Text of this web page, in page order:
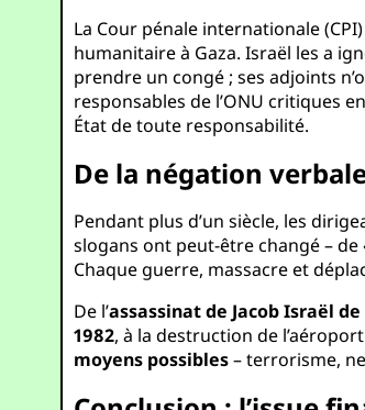
La Cour pénale internationale
humanitaire à Gaza. Israël les a
prendre un congé ; ses adjoints
responsables de l’ONU critiques
État de toute responsabilité.
De la négation
Pendant plus d’un siècle, les
slogans ont peut-être changé – de
Chaque guerre, massacre et
De l’assassinat de Jacob Israël de
1982, à la destruction de
moyens possibles– terrorisme,